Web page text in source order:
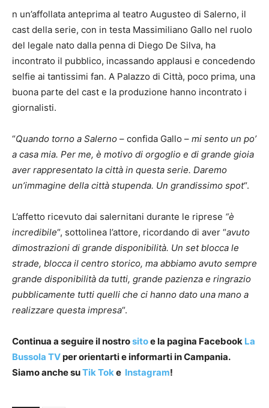
n un’affollata anteprima al teatro Augusteo di Salerno, il
cast della serie, con in testa Massimiliano Gallo nel ruolo
del legale nato dalla penna di Diego De Silva, ha
incontrato il pubblico, incassando applausi e concedendo
selfie ai tantissimi fan. A Palazzo di Città, poco prima, una
buona parte del cast e la produzione hanno incontrato i
giornalisti.
“Quando torno a Salerno – confida Gallo – mi sento un po’
a casa mia. Per me, è motivo di orgoglio e di grande gioia
aver rappresentato la città in questa serie. Daremo
un’immagine della città stupenda. Un grandissimo spot“.
L’affetto ricevuto dai salernitani durante le riprese “è
incredibile“, sottolinea l’attore, ricordando di aver “avuto
dimostrazioni di grande disponibilità. Un set blocca le
strade, blocca il centro storico, ma abbiamo avuto sempre
grande disponibilità da tutti, grande pazienza e ringrazio
pubblicamente tutti quelli che ci hanno dato una mano a
realizzare questa impresa“.
Continua a seguire il nostrositoe la pagina Facebook La
Bussola TVper orientarti e informarti in Campania.
Siamo anche suTik Toke Instagram!